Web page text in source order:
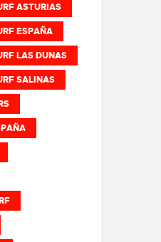
ASTURIAS
ESPAÑA
LAS DUNAS
SALINAS